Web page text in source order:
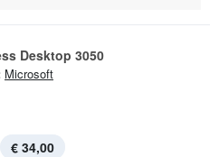
Desktop 3050
Microsoft
€ 34,00